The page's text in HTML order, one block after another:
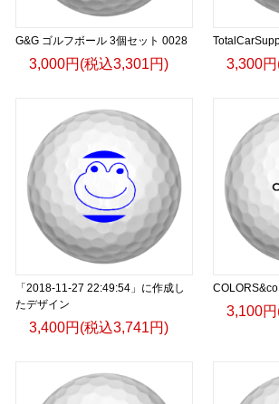
G&G ゴルフボール 3個セット 0028
3,000円(税込3,301円) 3,300
「2018-11-27 22:49:54」に作成し
たデザイン
3,400円(税込3,741円)
3,100